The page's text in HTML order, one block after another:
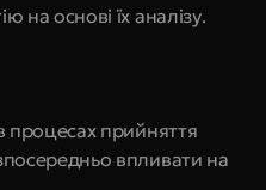
на основі їх аналізу.
процесах прийняття
впливати на